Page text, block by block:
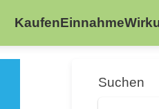
KaufenEinnahme
Suchen